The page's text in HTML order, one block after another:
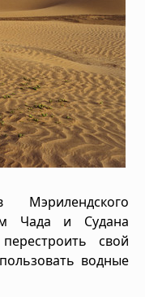
Чада и Судана
свой
водные